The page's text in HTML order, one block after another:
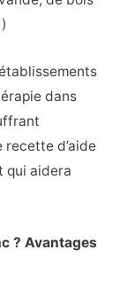
)
dans
recette d’aide
qui aidera
? Avantages